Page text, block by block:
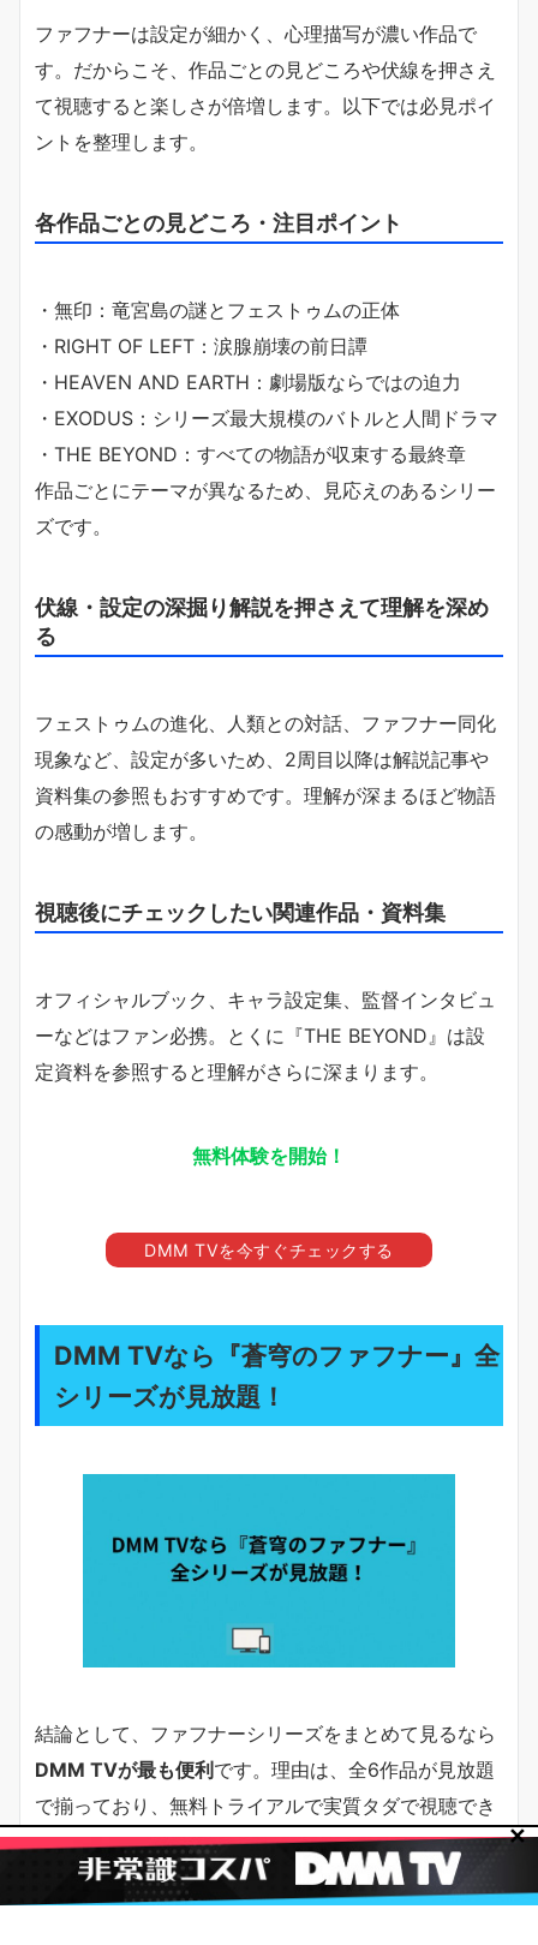
ファフナーは設定が細かく、心理描写が濃い作品で
す。だからこそ、作品ごとの見どころや伏線を押さえ
て視聴すると楽しさが倍増します。以下では必見ポイ
ントを整理します。
各作品ごとの見どころ・注目ポイント
・無印：竜宮島の謎とフェストゥムの正体
・RIGHT OF LEFT：涙腺崩壊の前日譚
・HEAVEN AND EARTH：劇場版ならではの迫力
・EXODUS：シリーズ最大規模のバトルと人間ドラマ
・THE BEYOND：すべての物語が収束する最終章
作品ごとにテーマが異なるため、見応えのあるシリー
ズです。
伏線・設定の深掘り解説を押さえて理解を深め
る
フェストゥムの進化、人類との対話、ファフナー同化
現象など、設定が多いため、2周目以降は解説記事や
資料集の参照もおすすめです。理解が深まるほど物語
の感動が増します。
視聴後にチェックしたい関連作品・資料集
オフィシャルブック、キャラ設定集、監督インタビュ
ーなどはファン必携。とくに『THE BEYOND』は設
定資料を参照すると理解がさらに深まります。
無料体験を開始！
DMM TVを今すぐチェックする
DMM TVなら『蒼穹のファフナー』全
シリーズが見放題！
結論として、ファフナーシリーズをまとめて見るなら
DMM TVが最も便利です。理由は、全6作品が見放題
で揃っており、無料トライアルで実質タダで視聴でき
るからです。
✕